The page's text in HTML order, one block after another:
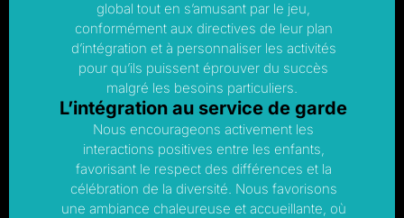
global tout en s’amusant par le jeu,
conformément aux directives de leur plan
d’intégration et à personnaliser les activités
pour qu’ils puissent éprouver du succès
malgré les besoins particuliers.
L’intégration au service de garde
Nous encourageons activement les
interactions positives entre les enfants,
favorisant le respect des différences et la
célébration de la diversité. Nous favorisons
une ambiance chaleureuse et accueillante, où